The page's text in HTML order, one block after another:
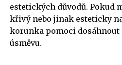
estetických důvodů. Pokud
křivý nebo jinak esteticky
korunka pomoci dosáhnout
úsměvu.